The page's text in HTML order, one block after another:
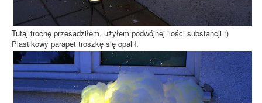
Tutaj trochę przesadziłem, użyłem podwójnej ilości substancji :)
Plastikowy parapet troszkę się opalił.